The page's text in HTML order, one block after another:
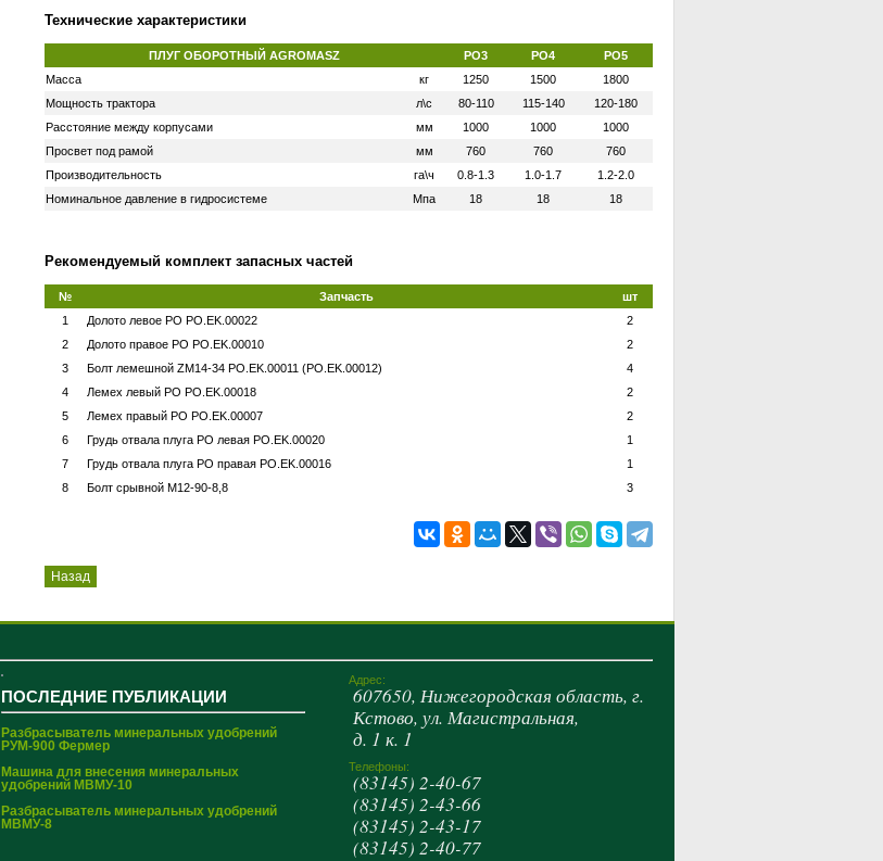
Технические характеристики
ПЛУГ ОБОРОТНЫЙ AGROMASZ PO3 PO4
PO5
Масса
кг 1250 1500
1800
Мощность трактора
л\с 80-110 115-140
120-180
Расстояние между корпусами
мм 1000 1000
1000
Просвет под рамой
мм 760 760
760
Производительность
га\ч 0.8-1.3 1.0-1.7
1.2-2.0
Номинальное давление в гидросистеме
Мпа 18 18 18
Рекомендуемый комплект запасных частей
№ Запчасть
шт
1
Долото левое РО PO.EK.00022
2
2
Долото правое РО PO.EK.00010
2
3
Болт лемешной ZМ14-34 PO.EK.00011 (PO.EK.00012)
4
4
Лемех левый РО PO.EK.00018
2
5
Лемех правый РО PO.EK.00007
2
6
Грудь отвала плуга РО левая PO.EK.00020
1
7
Грудь отвала плуга РО правая PO.EK.00016
1
8
Болт срывной М12-90-8,8 3
Назад
ПОСЛЕДНИЕ ПУБЛИКАЦИИ
Разбрасыватель минеральных удобрений
РУМ-900 Фермер
Машина для внесения минеральных
удобрений МВМУ-10
Разбрасыватель минеральных удобрений
МВМУ-8
Адрес:
607650, Нижегородская область, г.
Кстово, ул. Магистральная,
д. 1 к. 1
Телефоны:
(83145) 2-40-67
(83145) 2-43-66
(83145) 2-43-17
(83145) 2-40-77